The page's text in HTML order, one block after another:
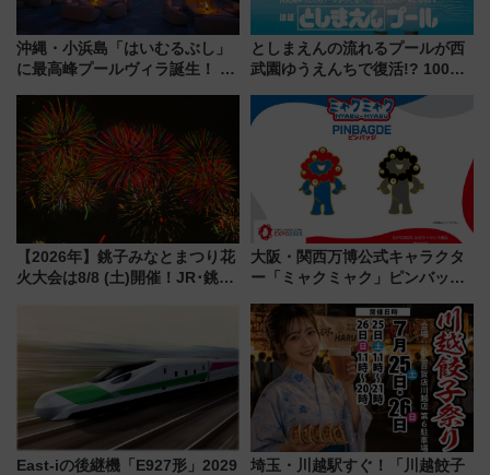
沖縄・小浜島「はいむるぶし」
に最高峰プールヴィラ誕生！ 石
美旅「何もしない贅沢」を体験
してみない？
としまえんの流れるプールが西
武園ゆうえんちで復活!? 100周
イダー」に注目 2026年夏は所
沢へ遊びに行こう
【2026年】銚子みなとまつり花
火大会は8/8 (土)開催！JR･銚子
大阪・関西万博公式キャラクタ
ー「ミャクミャク」ピンバッジ
中旬発売
East-iの後継機「E927形」2029
埼玉・川越駅すぐ！「川越餃子